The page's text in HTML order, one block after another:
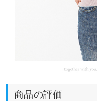
商品の評価